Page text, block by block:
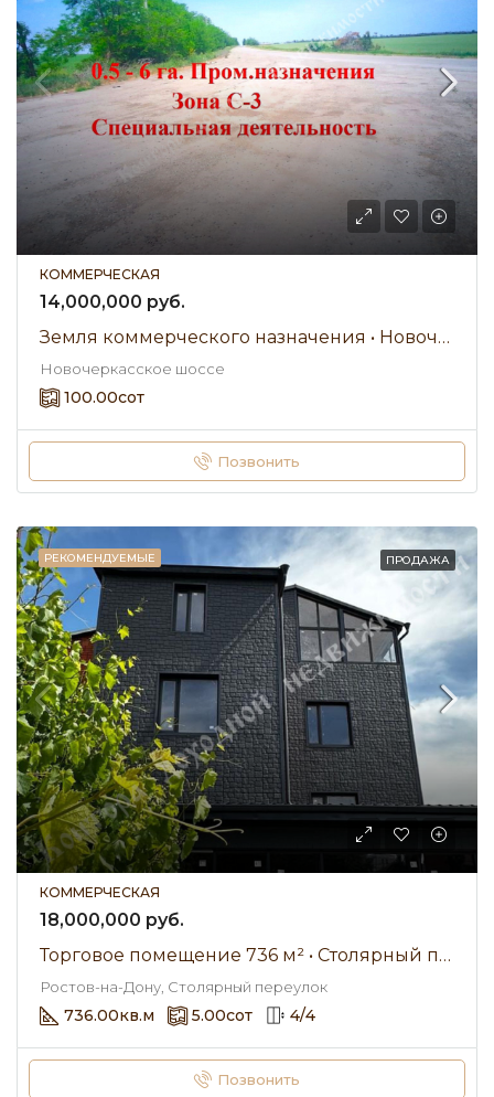
КОММЕРЧЕСКАЯ
14,000,000 руб.
Земля коммерческого назначения • Новочеркасское шоссе • Продажа
Новочеркасское шоссе
100.00сот
Позвонить
РЕКОМЕНДУЕМЫЕ ПРОДАЖА
КОММЕРЧЕСКАЯ
18,000,000 руб.
Торговое помещение 736 м² • Столярный переулок • Продажа
Ростов-на-Дону, Столярный переулок
736.00кв.м 5.00сот 4/4
Позвонить